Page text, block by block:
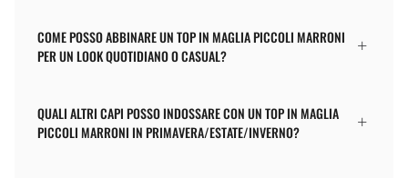
COME POSSO ABBINARE UN TOP IN MAGLIA PICCOLI MARRONI
PER UN LOOK QUOTIDIANO O CASUAL?
QUALI ALTRI CAPI POSSO INDOSSARE CON UN TOP IN MAGLIA
PICCOLI MARRONI IN PRIMAVERA/ESTATE/INVERNO?